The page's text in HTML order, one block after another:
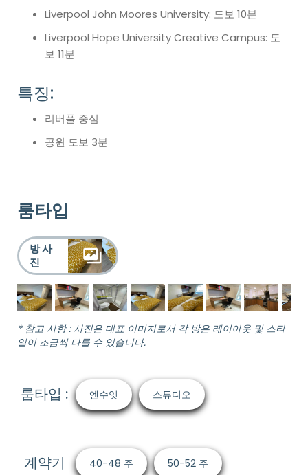
Liverpool John Moores University: 도보 10분
Liverpool Hope University Creative Campus: 도
보 11분
특징:
리버풀 중심
공원 도보 3분
룸타입
방 사
진
* 참고 사항 : 사진은 대표 이미지로서 각 방은 레이아웃 및 스타
일이 조금씩 다를 수 있습니다.
룸타입 : 엔수잇 스튜디오
계약기
40-48 주 50-52 주